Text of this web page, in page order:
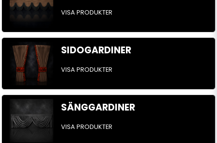
VISA PRODUKTER
SIDOGARDINER
VISA PRODUKTER
SÄNGGARDINER
VISA PRODUKTER